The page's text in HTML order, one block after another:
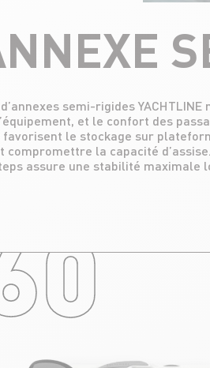
semi-rigides
et le confort des
favorisent le stockage sur
compromettre la capacité
assure une stabilité maximale
YACHTLINE, avec flaps
les motorisations 4-temps
la vivacité nécessaire pour